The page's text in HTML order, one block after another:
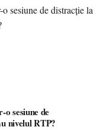
sesiune de
nivelul RTP?